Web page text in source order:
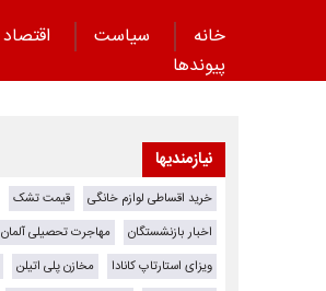
خانه سیاست اقتصاد
پیوند‌ها
نیازمندیها
خرید اقساطی لوازم خانگی
قیمت تشک
اخبار بازنشستگان
مهاجرت تحصیلی آلمان
ویزای استارتاپ کانادا
مخازن پلی اتیلن